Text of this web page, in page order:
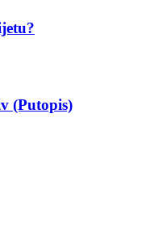
(Putopis)